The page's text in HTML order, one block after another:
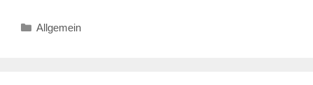
Kategorien
Allgemein